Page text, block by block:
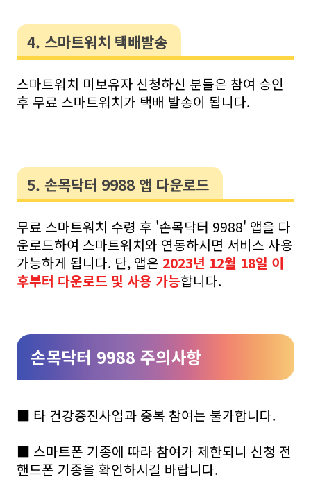
4. 스마트워치 택배발송
스마트워치 미보유자 신청하신 분들은 참여 승인
후 무료 스마트워치가 택배 발송이 됩니다.
5. 손목닥터 9988 앱 다운로드
무료 스마트워치 수령 후 '손목닥터 9988' 앱을 다
운로드하여 스마트워치와 연동하시면 서비스 사용
가능하게 됩니다. 단, 앱은 2023년 12월 18일 이
후부터 다운로드 및 사용 가능합니다.
손목닥터 9988 주의사항
■ 타 건강증진사업과 중복 참여는 불가합니다.
■ 스마트폰 기종에 따라 참여가 제한되니 신청 전
핸드폰 기종을 확인하시길 바랍니다.